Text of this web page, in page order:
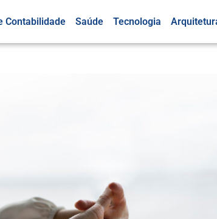
Contabilidade Saúde Tecnologia